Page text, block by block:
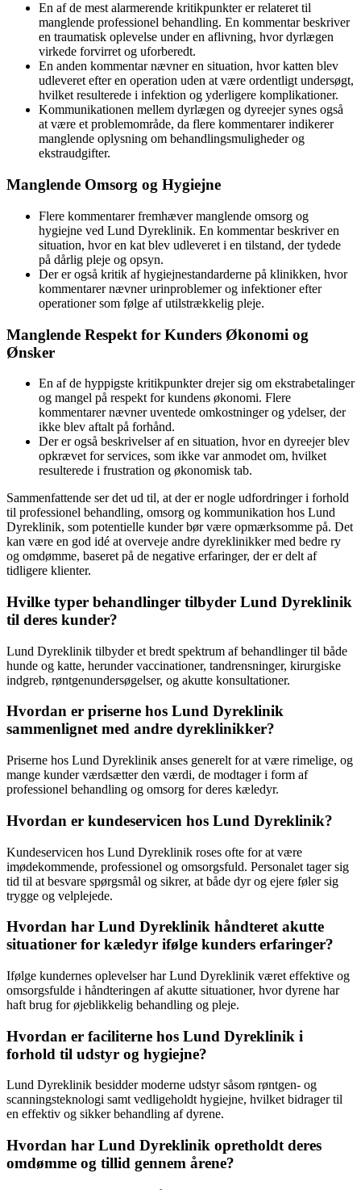
En af de mest alarmerende kritikpunkter er relateret til
manglende professionel behandling. En kommentar beskriver
en traumatisk oplevelse under en aflivning, hvor dyrlægen
virkede forvirret og uforberedt.
En anden kommentar nævner en situation, hvor katten blev
udleveret efter en operation uden at være ordentligt undersøgt,
hvilket resulterede i infektion og yderligere komplikationer.
Kommunikationen mellem dyrlægen og dyreejer synes også
at være et problemområde, da flere kommentarer indikerer
manglende oplysning om behandlingsmuligheder og
ekstraudgifter.
Manglende Omsorg og Hygiejne
Flere kommentarer fremhæver manglende omsorg og
hygiejne ved Lund Dyreklinik. En kommentar beskriver en
situation, hvor en kat blev udleveret i en tilstand, der tydede
på dårlig pleje og opsyn.
Der er også kritik af hygiejnestandarderne på klinikken, hvor
kommentarer nævner urinproblemer og infektioner efter
operationer som følge af utilstrækkelig pleje.
Manglende Respekt for Kunders Økonomi og
Ønsker
En af de hyppigste kritikpunkter drejer sig om ekstrabetalinger
og mangel på respekt for kundens økonomi. Flere
kommentarer nævner uventede omkostninger og ydelser, der
ikke blev aftalt på forhånd.
Der er også beskrivelser af en situation, hvor en dyreejer blev
opkrævet for services, som ikke var anmodet om, hvilket
resulterede i frustration og økonomisk tab.
Sammenfattende ser det ud til, at der er nogle udfordringer i forhold
til professionel behandling, omsorg og kommunikation hos Lund
Dyreklinik, som potentielle kunder bør være opmærksomme på. Det
kan være en god idé at overveje andre dyreklinikker med bedre ry
og omdømme, baseret på de negative erfaringer, der er delt af
tidligere klienter.
Hvilke typer behandlinger tilbyder Lund Dyreklinik
til deres kunder?
Lund Dyreklinik tilbyder et bredt spektrum af behandlinger til både
hunde og katte, herunder vaccinationer, tandrensninger, kirurgiske
indgreb, røntgenundersøgelser, og akutte konsultationer.
Hvordan er priserne hos Lund Dyreklinik
sammenlignet med andre dyreklinikker?
Priserne hos Lund Dyreklinik anses generelt for at være rimelige, og
mange kunder værdsætter den værdi, de modtager i form af
professionel behandling og omsorg for deres kæledyr.
Hvordan er kundeservicen hos Lund Dyreklinik?
Kundeservicen hos Lund Dyreklinik roses ofte for at være
imødekommende, professionel og omsorgsfuld. Personalet tager sig
tid til at besvare spørgsmål og sikrer, at både dyr og ejere føler sig
trygge og velplejede.
Hvordan har Lund Dyreklinik håndteret akutte
situationer for kæledyr ifølge kunders erfaringer?
Ifølge kundernes oplevelser har Lund Dyreklinik været effektive og
omsorgsfulde i håndteringen af akutte situationer, hvor dyrene har
haft brug for øjeblikkelig behandling og pleje.
Hvordan er faciliterne hos Lund Dyreklinik i
forhold til udstyr og hygiejne?
Lund Dyreklinik besidder moderne udstyr såsom røntgen- og
scanningsteknologi samt vedligeholdt hygiejne, hvilket bidrager til
en effektiv og sikker behandling af dyrene.
Hvordan har Lund Dyreklinik opretholdt deres
omdømme og tillid gennem årene?